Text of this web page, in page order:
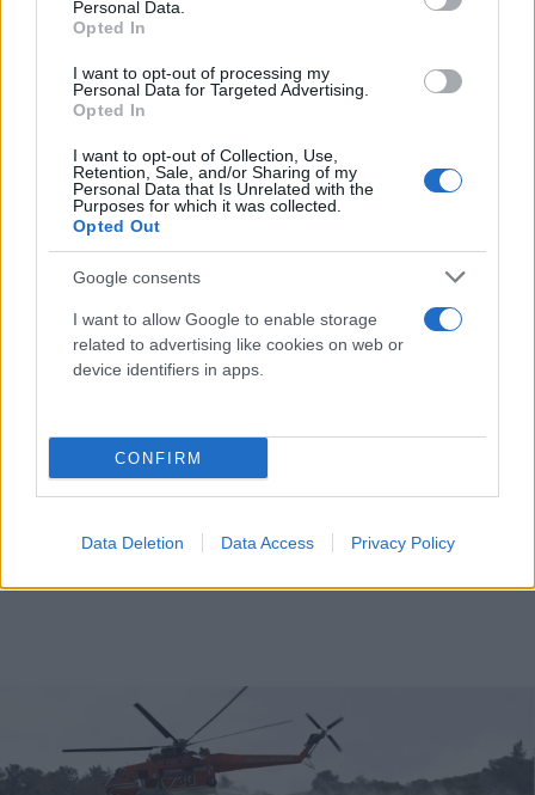
Personal Data.
Opted In
I want to opt-out of processing my
Personal Data for Targeted Advertising.
Opted In
I want to opt-out of Collection, Use,
Retention, Sale, and/or Sharing of my
Personal Data that Is Unrelated with the
Purposes for which it was collected.
Opted Out
Google consents
I want to allow Google to enable storage
related to advertising like cookies on web or
device identifiers in apps.
CONFIRM
Data Deletion Data Access Privacy Policy
Μήλος: «Πάρκαρε» ελικόπτερο στο
Σαρακήνικο και πήγε για μπάνιο με την
παρέα του